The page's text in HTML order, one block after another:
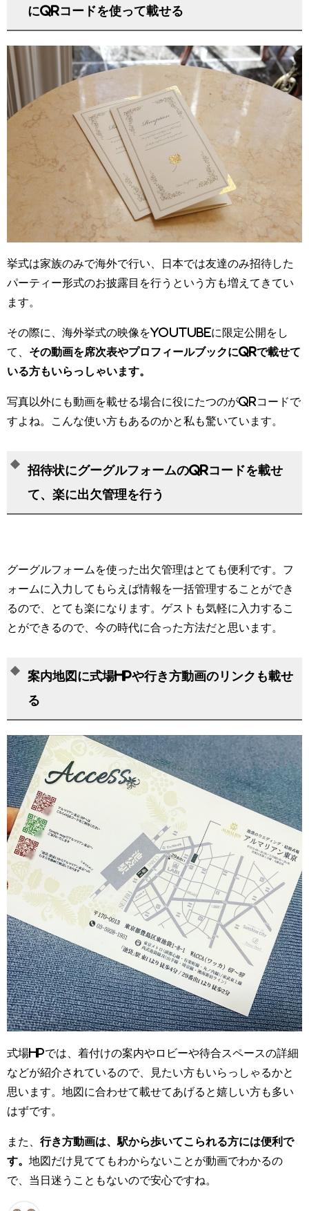
にQRコードを使って載せる
挙式は家族のみで海外で行い、日本では友達のみ招待した
パーティー形式のお披露目を行うという方も増えてきてい
ます。
その際に、海外挙式の映像をyoutubeに限定公開をし
て、 その動画を席次表やプロフィールブックにQRで載せて
いる方もいらっしゃいます。
写真以外にも動画を載せる場合に役にたつのがQRコードで
すよね。こんな使い方もあるのかと私も驚いています。
招待状にグーグルフォームのQRコードを載せ
て、楽に出欠管理を行う
グーグルフォームを使った出欠管理はとても便利です。フ
ォームに入力してもらえば情報を一括管理することができ
るので、とても楽になります。ゲストも気軽に入力するこ
とができるので、今の時代に合った方法だと思います。
案内地図に式場HPや行き方動画のリンクも載せ
る
式場HPでは、着付けの案内やロビーや待合スペースの詳細
などが紹介されているので、見たい方もいらっしゃるかと
思います。地図に合わせて載せてあげると嬉しい方も多い
はずです。
また、 行き方動画は、駅から歩いてこられる方には便利で
す。 地図だけ見ててもわからないことが動画でわかるの
で、当日迷うこともないので安心ですね。